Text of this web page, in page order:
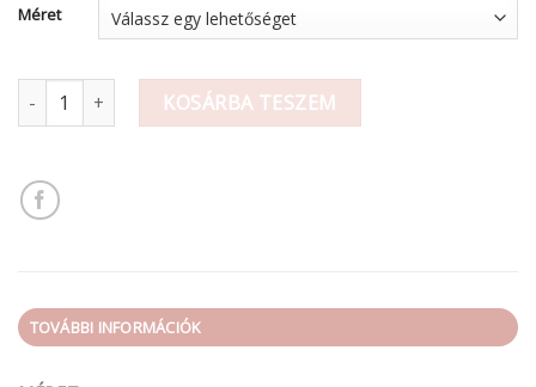
Méret
Moha koszorú mennyiségKOSÁRBA TESZEM
TOVÁBBI INFORMÁCIÓK